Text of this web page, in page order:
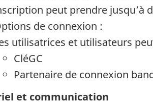
peut prendre jusqu’à
de connexion :
utilisatrices et utilisateurs
CléGC
Partenaire de connexion
et communication